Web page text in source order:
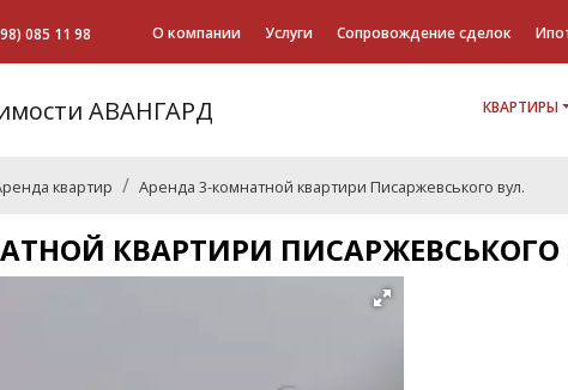
085 11 98 О компании Услуги Сопровождение сделок
КВАРТИРЫ
квартир Аренда 3-комнатной квартири Писаржевського вул.
КВАРТИРИ ПИСАРЖЕВСЬКОГО